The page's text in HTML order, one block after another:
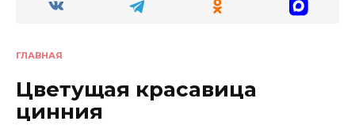
ГЛАВНАЯ
Цветущая красавица
цинния